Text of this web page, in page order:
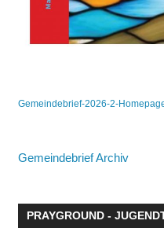
Gemeindebrief-2026-2-
Gemeindebrief Archiv
PRAYGROUND -